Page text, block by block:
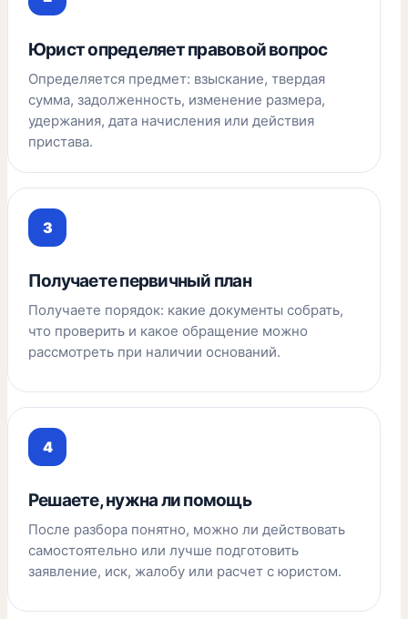
Юрист определяет правовой вопрос
Определяется предмет: взыскание, твердая
сумма, задолженность, изменение размера,
удержания, дата начисления или действия
пристава.
Получаете первичный план
Получаете порядок: какие документы собрать,
что проверить и какое обращение можно
рассмотреть при наличии оснований.
Решаете, нужна ли помощь
После разбора понятно, можно ли действовать
самостоятельно или лучше подготовить
заявление, иск, жалобу или расчет с юристом.